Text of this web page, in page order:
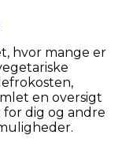
hvor mange er
en oversigt
for dig og andre